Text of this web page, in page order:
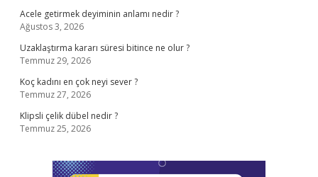
Acele getirmek deyiminin anlamı nedir ?
Ağustos 3, 2026
Uzaklaştırma kararı süresi bitince ne olur ?
Temmuz 29, 2026
Koç kadını en çok neyi sever ?
Temmuz 27, 2026
Klipsli çelik dübel nedir ?
Temmuz 25, 2026